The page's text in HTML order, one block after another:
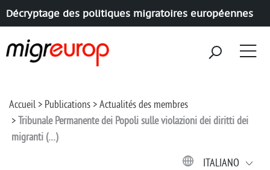
Décryptage des politiques migratoires européennes
Accueil Publications
Actualités des membres
Tribunale Permanente dei Popoli sulle violazioni dei diritti dei
migranti (…)
ITALIANO